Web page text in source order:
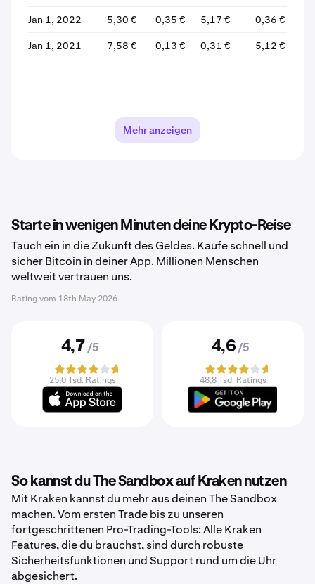
Jan 1, 2022 5,30 € 0,35 € 5,17 € 0,36 €
Jan 1, 2021 7,58 € 0,13 € 0,31 € 5,12 €
Mehr anzeigen
Starte in wenigen Minuten deine Krypto-Reise
Tauch ein in die Zukunft des Geldes. Kaufe schnell und
sicher Bitcoin in deiner App. Millionen Menschen
weltweit vertrauen uns.
Rating vom 18th May 2026
4,7 /5
25,0 Tsd. Ratings
4,6 /5
48,8 Tsd. Ratings
So kannst du The Sandbox auf Kraken nutzen
Mit Kraken kannst du mehr aus deinen The Sandbox
machen. Vom ersten Trade bis zu unseren
fortgeschrittenen Pro-Trading-Tools: Alle Kraken
Features, die du brauchst, sind durch robuste
Sicherheitsfunktionen und Support rund um die Uhr
abgesichert.